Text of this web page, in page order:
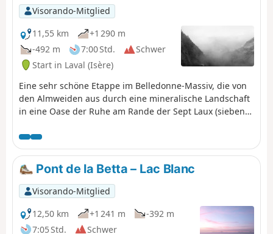
Visorando-Mitglied
11,55 km
+1 290 m
-492 m
7:00 Std.
Schwer
Start in Laval (Isère)
Eine sehr schöne Etappe im Belledonne-Massiv, die von
den Almweiden aus durch eine mineralische Landschaft
in eine Oase der Ruhe am Rande der Sept Laux (sieben
Pont de la Betta – Lac Blanc
Visorando-Mitglied
12,50 km
+1 241 m
-392 m
7:05 Std.
Schwer